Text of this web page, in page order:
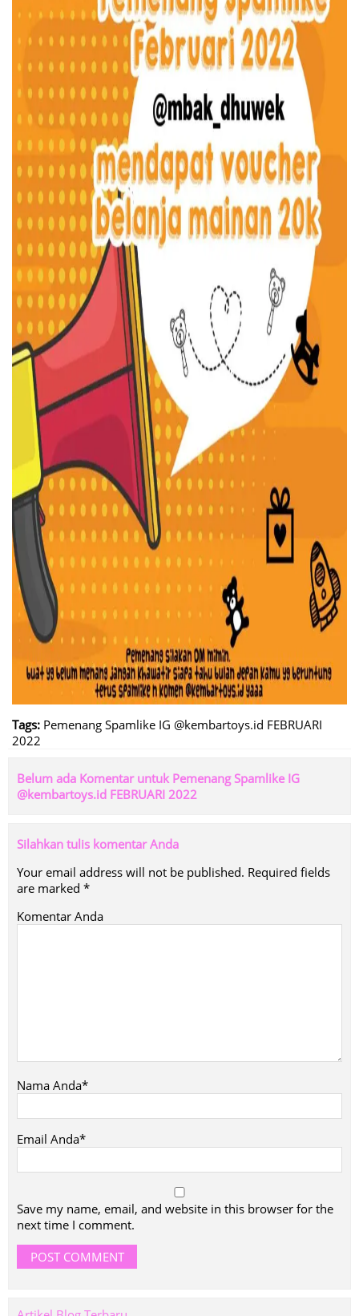
Tags: Pemenang Spamlike IG @kembartoys.id FEBRUARI
2022
Belum ada Komentar untuk Pemenang Spamlike IG
@kembartoys.id FEBRUARI 2022
Silahkan tulis komentar Anda
Your email address will not be published. Required fields
are marked *
Komentar Anda
Nama Anda*
Email Anda*
Save my name, email, and website in this browser for the
next time I comment.